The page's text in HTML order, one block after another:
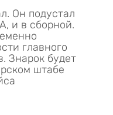
Он подустал
и в сборной.
главного
Знарок будет
штабе